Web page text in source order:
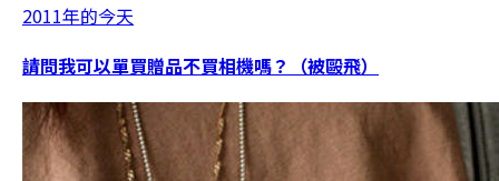
2011年的今天
請問我可以單買贈品不買相機嗎？（被毆飛）